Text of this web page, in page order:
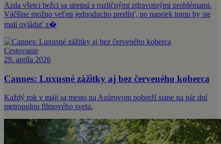
Azda všetci bežci sa stretnú s rozličnými zdravotnými problémami.
Väčšine možno veľmi jednoducho predísť, no napriek tomu by ste
mali ovládať z�
Cestovanie
29. apríla 2026
Cannes: Luxusné zážitky aj bez červeného koberca
Každý rok v máji sa mesto na Azúrovom pobreží stane na pár dní
metropolou filmového sveta.